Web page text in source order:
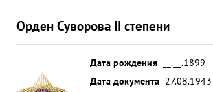
Орден Суворова II степени
Дата рождения
__.__.1899
Дата документа 27.08.1943